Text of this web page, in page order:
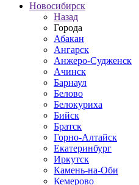
Новосибирск
Назад
Города
Абакан
Ангарск
Анжеро-Судженск
Ачинск
Барнаул
Белово
Белокуриха
Бийск
Братск
Горно-Алтайск
Екатеринбург
Иркутск
Камень-на-Оби
Кемерово